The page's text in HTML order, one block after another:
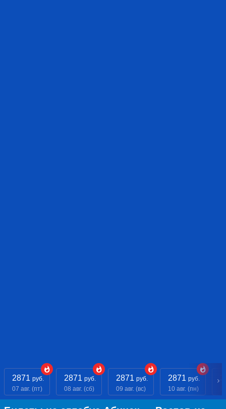
2871 руб.
07 авг. (пт)
2871 руб.
08 авг. (сб)
2871 руб.
09 авг. (вс)
2871 руб.
10 авг. (пн)